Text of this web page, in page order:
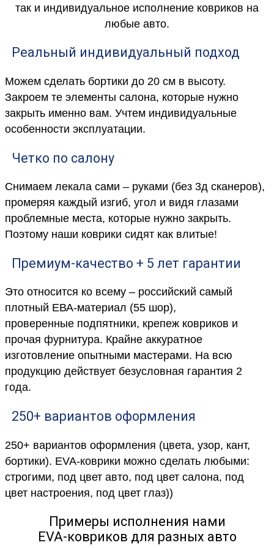
так и индивидуальное исполнение ковриков на
любые авто.
Реальный индивидуальный подход
Можем сделать бортики до 20 см в высоту.
Закроем те элементы салона, которые нужно
закрыть именно вам. Учтем индивидуальные
особенности эксплуатации.
Четко по салону
Снимаем лекала сами – руками (без 3д сканеров),
промеряя каждый изгиб, угол и видя глазами
проблемные места, которые нужно закрыть.
Поэтому наши коврики сидят как влитые!
Премиум-качество + 5 лет гарантии
Это относится ко всему – российский самый
плотный ЕВА-материал (55 шор),
проверенные подпятники, крепеж ковриков и
прочая фурнитура. Крайне аккуратное
изготовление опытными мастерами. На всю
продукцию действует безусловная гарантия 2
года.
250+ вариантов оформления
250+ вариантов оформления (цвета, узор, кант,
бортики). EVA-коврики можно сделать любыми:
строгими, под цвет авто, под цвет салона, под
цвет настроения, под цвет глаз))
Примеры исполнения нами
EVA-ковриков для разных авто